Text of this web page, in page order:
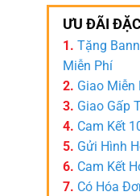
ƯU ĐÃI
1. Tặng
Miễn Phí
2. Giao
3. Giao Gấp
4. Cam Kết
5. Gửi Hình
6. Cam Kết
7. Có Hóa